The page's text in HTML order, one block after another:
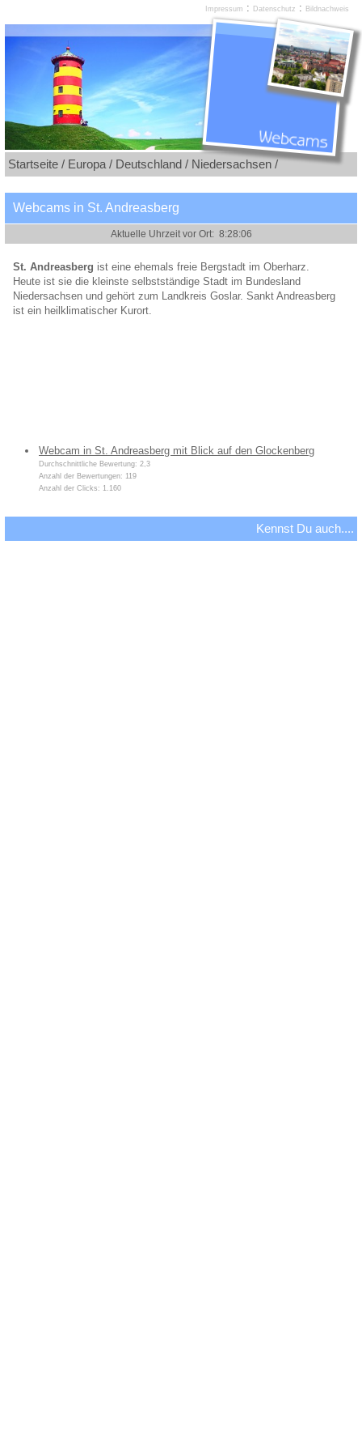
Startseite / Europa / Deutschland / Niedersachsen /
Webcams in St. Andreasberg
St. Andreasberg ist eine ehemals freie Bergstadt im Oberharz.
Heute ist sie die kleinste selbstständige Stadt im Bundesland
Niedersachsen und gehört zum Landkreis Goslar. Sankt Andreasberg
ist ein heilklimatischer Kurort.
Webcam in St. Andreasberg mit Blick auf den Glockenberg
Durchschnittliche Bewertung: 2,3
Anzahl der Bewertungen: 119
Anzahl der Clicks: 1.160
Kennst Du auch....
Impressum : Datenschutz : Bildnachweis